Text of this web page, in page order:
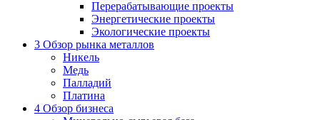
Перерабатывающие проекты
Энергетические проекты
Экологические проекты
3 Обзор рынка металлов
Никель
Медь
Палладий
Платина
4 Обзор бизнеса